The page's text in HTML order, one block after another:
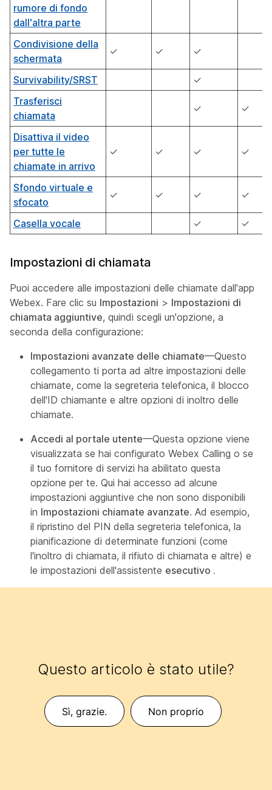
rumore di fondo
dall'altra parte
Condivisione della
schermata
✓ ✓ ✓
Survivability/SRST
✓
Trasferisci
chiamata
✓ ✓
Disattiva il video
per tutte le
chiamate in arrivo
✓ ✓ ✓ ✓
Sfondo virtuale e
sfocato
✓ ✓ ✓ ✓
Casella vocale ✓ ✓
Impostazioni di chiamata
Puoi accedere alle impostazioni delle chiamate dall'app
Webex. Fare clic su Impostazioni > Impostazioni di
chiamata aggiuntive, quindi scegli un'opzione, a
seconda della configurazione:
Impostazioni avanzate delle chiamate—Questo
collegamento ti porta ad altre impostazioni delle
chiamate, come la segreteria telefonica, il blocco
dell'ID chiamante e altre opzioni di inoltro delle
chiamate.
Accedi al portale utente—Questa opzione viene
visualizzata se hai configurato Webex Calling o se
il tuo fornitore di servizi ha abilitato questa
opzione per te. Qui hai accesso ad alcune
impostazioni aggiuntive che non sono disponibili
in Impostazioni chiamate avanzate. Ad esempio,
il ripristino del PIN della segreteria telefonica, la
pianificazione di determinate funzioni (come
l'inoltro di chiamata, il rifiuto di chiamata e altre) e
le impostazioni dell'assistente esecutivo .
Questo articolo è stato utile?
Sì, grazie. Non proprio